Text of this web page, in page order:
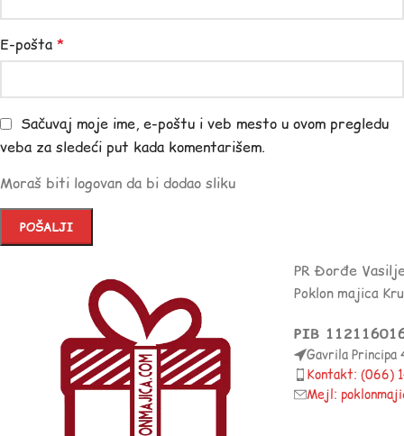
E-pošta *
Sačuvaj moje ime, e-poštu i veb mesto u ovom pregledu
veba za sledeći put kada komentarišem.
Moraš biti logovan da bi dodao sliku
PR Đorđe
Poklon majica
PIB
Gavrila Principa
Kontakt: (066)
Mejl: